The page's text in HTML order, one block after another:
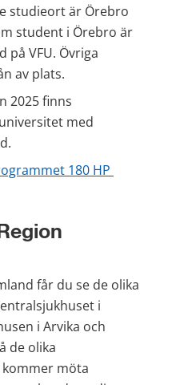
studieort är Örebro
student i Örebro är
på VFU. Övriga
av plats.
2025 finns
med
180 HP
får du se de olika
i
i Arvika och
de olika
möta